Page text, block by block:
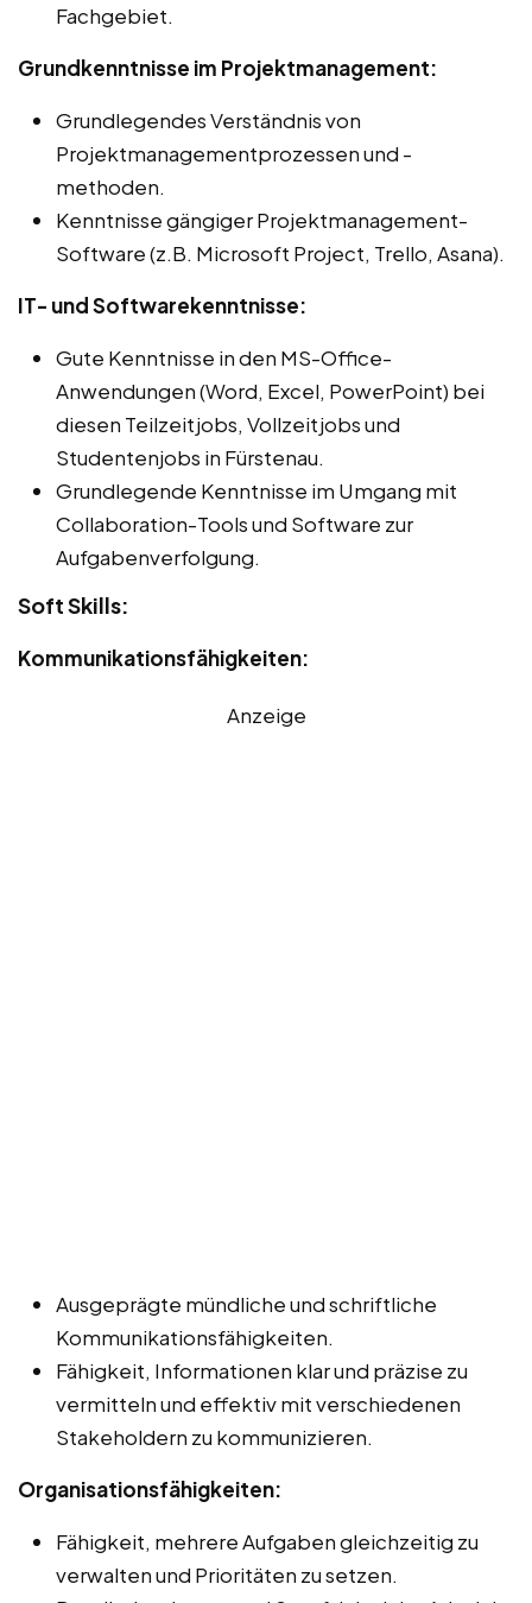
Fachgebiet.
Grundkenntnisse im Projektmanagement:
Grundlegendes Verständnis von
Projektmanagementprozessen und -
methoden.
Kenntnisse gängiger Projektmanagement-
Software (z.B. Microsoft Project, Trello, Asana).
IT- und Softwarekenntnisse:
Gute Kenntnisse in den MS-Office-
Anwendungen (Word, Excel, PowerPoint) bei
diesen Teilzeitjobs, Vollzeitjobs und
Studentenjobs in Fürstenau.
Grundlegende Kenntnisse im Umgang mit
Collaboration-Tools und Software zur
Aufgabenverfolgung.
Soft Skills:
Kommunikationsfähigkeiten:
Anzeige
Ausgeprägte mündliche und schriftliche
Kommunikationsfähigkeiten.
Fähigkeit, Informationen klar und präzise zu
vermitteln und effektiv mit verschiedenen
Stakeholdern zu kommunizieren.
Organisationsfähigkeiten:
Fähigkeit, mehrere Aufgaben gleichzeitig zu
verwalten und Prioritäten zu setzen.